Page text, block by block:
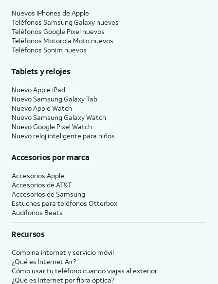
Nuevos iPhones de Apple
Teléfonos Samsung Galaxy nuevos
Teléfonos Google Pixel nuevos
Teléfonos Motorola Moto nuevos
Teléfonos Sonim nuevos
Tablets y relojes
Nuevo Apple iPad
Nuevo Samsung Galaxy Tab
Nuevo Apple Watch
Nuevo Samsung Galaxy Watch
Nuevo Google Pixel Watch
Nuevo reloj inteligente para niños
Accesorios por marca
Accesorios Apple
Accesorios de AT&T
Accesorios de Samsung
Estuches para teléfonos Otterbox
Audífonos Beats
Recursos
Combina internet y servicio móvil
¿Qué es Internet Air?
Cómo usar tu teléfono cuando viajas al exterior
¿Qué es internet por fibra óptica?